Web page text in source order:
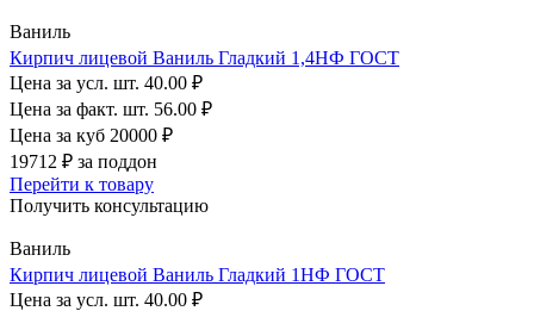
Ваниль
Кирпич лицевой Ваниль Гладкий 1,4НФ ГОСТ
Цена за усл. шт. 40.00 ₽
Цена за факт. шт. 56.00 ₽
Цена за куб 20000 ₽
19712 ₽ за поддон
Перейти к товару
Получить консультацию
Ваниль
Кирпич лицевой Ваниль Гладкий 1НФ ГОСТ
Цена за усл. шт. 40.00 ₽